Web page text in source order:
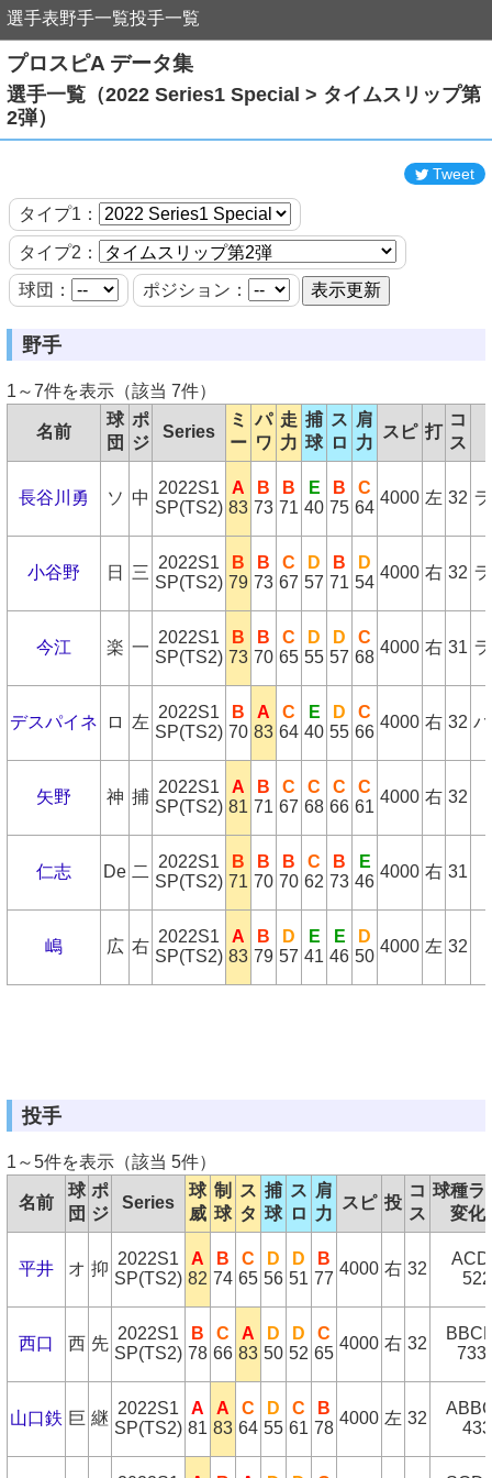
選手表野手一覧投手一覧
プロスピA データ集
選手一覧（2022 Series1 Special > タイムスリップ第
2弾）
Tweet
タイプ1：
タイプ2：
球団：
ポジション：
野手
1～7件を表示（該当 7件）
名前
球
団
ポ
ジ
Series
ミ
ー
パ
ワ
走
力
捕
球
ス
ロ
肩
力
スピ 打
コ
ス
長谷川勇 ソ 中
2022S1
SP(TS2)
A
83
B
73
B
71
E
40
B
75
C
64
4000 左 32
小谷野 日 三
2022S1
SP(TS2)
B
79
B
73
C
67
D
57
B
71
D
54
4000 右 32
今江 楽 一
2022S1
SP(TS2)
B
73
B
70
C
65
D
55
D
57
C
68
4000 右 31
デスパイネ ロ 左
2022S1
SP(TS2)
B
70
A
83
C
64
E
40
D
55
C
66
4000 右 32
矢野 神 捕
2022S1
SP(TS2)
A
81
B
71
C
67
C
68
C
66
C
61
4000 右 32
仁志 De 二
2022S1
SP(TS2)
B
71
B
70
B
70
C
62
B
73
E
46
4000 右 31
嶋 広 右
2022S1
SP(TS2)
A
83
B
79
D
57
E
41
E
46
D
50
4000 左 32
投手
1～5件を表示（該当 5件）
名前
球
団
ポ
ジ
Series
球
威
制
球
ス
タ
捕
球
ス
ロ
肩
力
スピ 投
コ
ス
球種ラ
変化
平井 オ 抑
2022S1
SP(TS2)
A
82
B
74
C
65
D
56
D
51
B
77
4000 右 32
522
西口 西 先
2022S1
SP(TS2)
B
78
C
66
A
83
D
50
D
52
C
65
4000 右 32
山口鉄 巨 継
2022S1
SP(TS2)
A
81
A
83
C
64
D
55
C
61
B
78
4000 左 32
433